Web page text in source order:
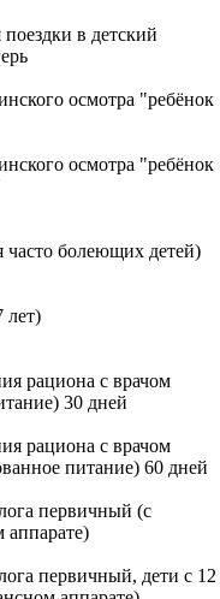
в детский
осмотра "ребёнок
осмотра "ребёнок
часто болеющих детей)
лет)
рациона с врачом
30 дней
рациона с врачом
питание) 60 дней
первичный (с
аппарате)
первичный, дети с 12